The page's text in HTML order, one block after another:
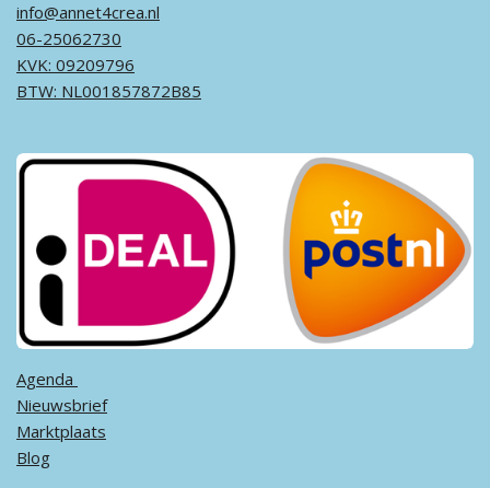
info@annet4crea.nl
06-25062730
KVK: 09209796
BTW: NL001857872B85
Agenda ​
Nieuwsbrief
Marktplaats
Blog